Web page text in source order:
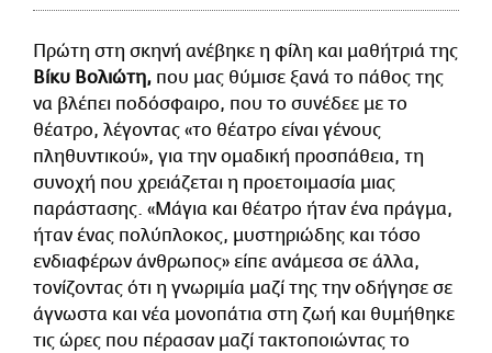
Πρώτη στη σκηνή ανέβηκε η φίλη και μαθήτριά της
Βίκυ Βολιώτη, που μας θύμισε ξανά το πάθος της
να βλέπει ποδόσφαιρο, που το συνέδεε με το
θέατρο, λέγοντας «το θέατρο είναι γένους
πληθυντικού», για την ομαδική προσπάθεια, τη
συνοχή που χρειάζεται η προετοιμασία μιας
παράστασης. «Μάγια και θέατρο ήταν ένα πράγμα,
ήταν ένας πολύπλοκος, μυστηριώδης και τόσο
ενδιαφέρων άνθρωπος» είπε ανάμεσα σε άλλα,
τονίζοντας ότι η γνωριμία μαζί της την οδήγησε σε
άγνωστα και νέα μονοπάτια στη ζωή και θυμήθηκε
τις ώρες που πέρασαν μαζί τακτοποιώντας το